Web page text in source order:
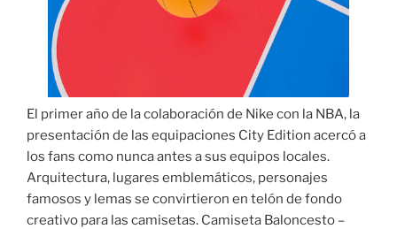
El primer año de la colaboración de Nike con la NBA, la
presentación de las equipaciones City Edition acercó a
los fans como nunca antes a sus equipos locales.
Arquitectura, lugares emblemáticos, personajes
famosos y lemas se convirtieron en telón de fondo
creativo para las camisetas. Camiseta Baloncesto –